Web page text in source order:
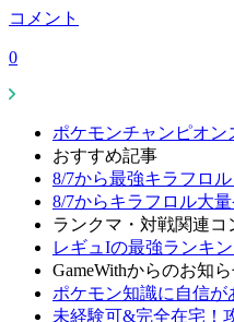
コメント
0
ポケモンチャンピオン
おすすめ記事
8/7から最強キラフロル
8/7からキラフロル大量
ランクマ・対戦関連コ
レギュIの最強ランキ
GameWithからのお知
ポケモン知識に自信が
未経験可&完全在宅！